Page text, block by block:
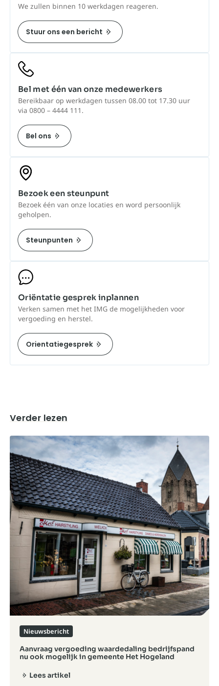
We zullen binnen 10 werkdagen reageren.
Stuur ons een bericht
Bel met één van onze medewerkers
Bereikbaar op werkdagen tussen 08.00 tot 17.30 uur
via 0800 – 4444 111.
Bel ons
Bezoek een steunpunt
Bezoek één van onze locaties en word persoonlijk
geholpen.
Steunpunten
Oriëntatie gesprek inplannen
Verken samen met het IMG de mogelijkheden voor
vergoeding en herstel.
Orientatiegesprek
Verder lezen
Aanvraag vergoeding waardedaling bedrijfspand
nu ook mogelijk in gemeente Het Hogeland
Nieuwsbericht
Lees artikel